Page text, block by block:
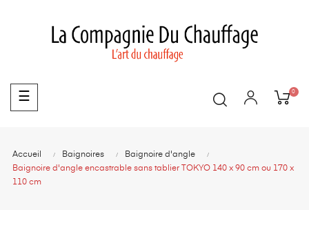
Basculer
la
☰ 0
Accueil Baignoires
Baignoire d'angle
Baignoire d'angle encastrable sans tablier TOKYO 140 x 90 cm ou 170 x
110 cm